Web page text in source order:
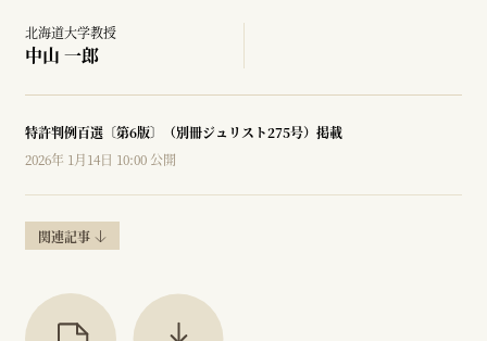
北海道大学教授
中山 一郎
特許判例百選〔第6版〕（別冊ジュリスト275号）掲載
2026年 1月14日 10:00 公開
関連記事